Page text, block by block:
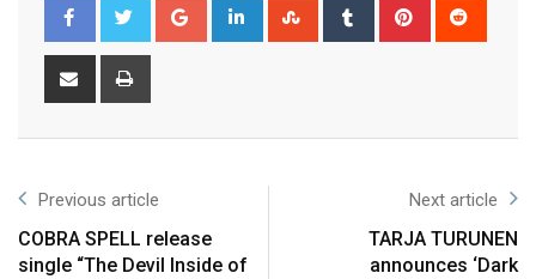
Previous article
COBRA SPELL release
single “The Devil Inside of
Next article
TARJA TURUNEN
announces ‘Dark